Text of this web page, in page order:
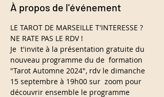
À propos de l'événement
LE TAROT DE MARSEILLE T'INTERESSE ?
NE RATE PAS LE RDV !
Je  t'invite à la présentation gratuite du
nouveau programme du de  formation
"Tarot Automne 2024", rdv le dimanche
15 septembre à 19h00 sur  zoom pour
découvrir ensemble le programme